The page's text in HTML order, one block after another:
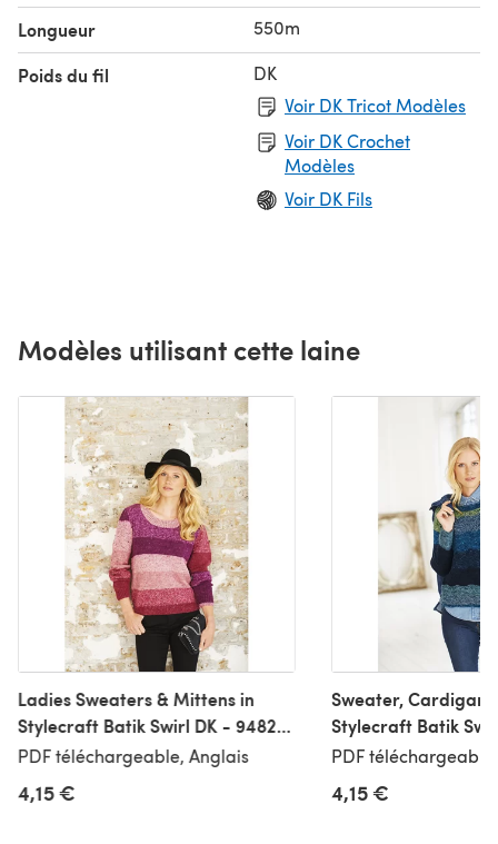
Longueur 550m
Poids du fil
DK
Voir DK Tricot Modèles
Voir DK Crochet
Modèles
Voir DK Fils
Modèles utilisant cette laine
Ladies Sweaters & Mittens in
Stylecraft Batik Swirl DK - 9482 -
Downloadable PDF
PDF téléchargeable, Anglais
4,15 €
Sweater, Cardigan
Stylecraft Batik
Downloadable PDF
PDF
4,15 €